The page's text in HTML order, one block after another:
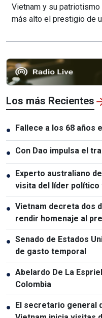
Vietnam y su
más alto el prestigio de
Los más Recientes
● Fallece a los 68 años
● Con Dao impulsa el
● Experto australiano
visita del líder político
● Vietnam decreta dos
rendir homenaje al
Nacional de Laos
● Senado de Estados
de gasto temporal
● Abelardo De La
Colombia
● El secretario general